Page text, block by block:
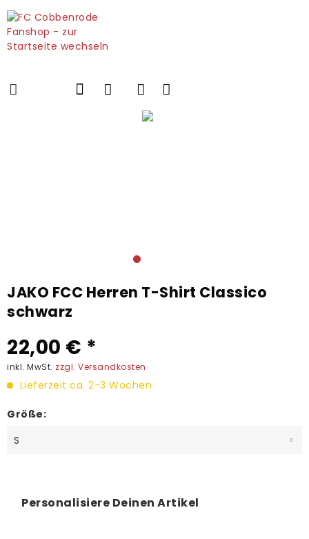
JAKO FCC Herren T-Shirt Classico
schwarz
22,00 € *
inkl. MwSt. zzgl. Versandkosten
Lieferzeit ca. 2-3 Wochen
Größe:
Personalisiere Deinen Artikel